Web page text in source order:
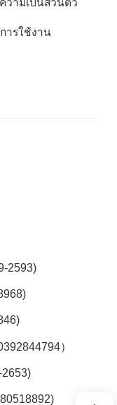
ารใช้งาน
2593)
）